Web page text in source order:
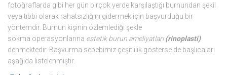
fotoğraflarda gibi her gün birçok yerde karşılaştığı burnundan şekil
veya tıbbi olarak rahatsızlığını gidermek için başvurduğu bir
yöntemdir. Burnun kişinin özlemlediği şekle
sokma operasyonlarına estetik burun ameliyatları(rinoplasti)
denmektedir. Başvurma sebebimiz çeşitlilik gösterse de başlıcaları
aşağıda listelenmiştir.